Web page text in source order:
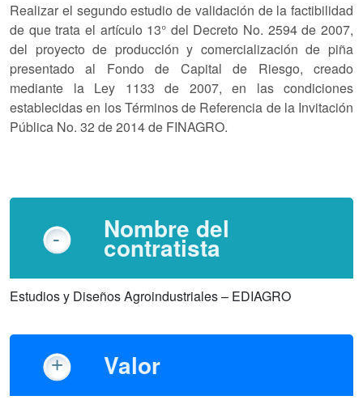
Realizar el segundo estudio de validación de la factibilidad
de que trata el artículo 13° del Decreto No. 2594 de 2007,
del proyecto de producción y comercialización de piña
presentado al Fondo de Capital de Riesgo, creado
mediante la Ley 1133 de 2007, en las condiciones
establecidas en los Términos de Referencia de la Invitación
Pública No. 32 de 2014 de FINAGRO.
Nombre del
contratista
Estudios y Diseños Agroindustriales – EDIAGRO
Valor